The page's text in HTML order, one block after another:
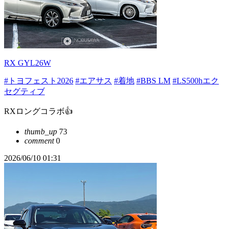
RX GYL26W
#トヨフェスト2026 #エアサス #着地 #BBS LM #LS500hエク
セグティブ
RXロングコラボ👍
thumb_up 73
comment0
2026/06/10 01:31